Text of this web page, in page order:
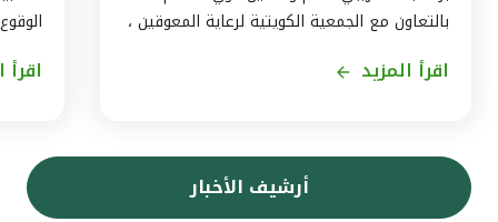
بالتعاون مع الجمعية الكويتية لرعاية المعوقين ،
الموارد البشريّة لمجموعة بيت التمويل الكويتي
بالتكليف ، أحمد حمد الحمّاد ، ان البرنامج
التدريبى الذى يشمل 11 متدربا ، يأتى في إطار
اقرأ المزيد
حجز
بأن
اقرأ
أرشيف الأخبار